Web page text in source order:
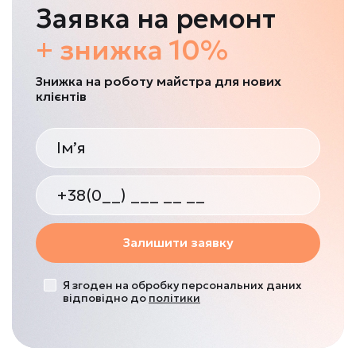
Заявка на ремонт
+ знижка 10%
Знижка на роботу майстра для нових
клієнтів
Залишити заявку
Я згоден на обробку персональних даних
відповідно до політики